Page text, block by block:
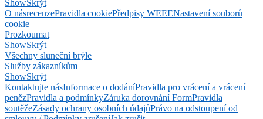
ShowSkrýt
O násrecenzePravidla cookiePředpisy WEEENastavení souborů
cookie
Prozkoumat
ShowSkrýt
Všechny sluneční brýle
Služby zákazníkům
ShowSkrýt
Kontaktujte násInformace o dodáníPravidla pro vrácení a vrácení
penězPravidla a podmínkyZáruka dorovnání FormPravidla
soutěžeZásady ochrany osobních údajůPrávo na odstoupení od